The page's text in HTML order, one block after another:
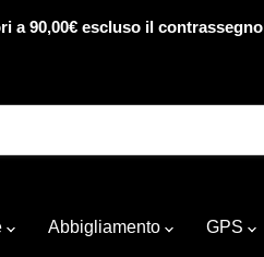
a 90,00€ escluso il contrassegno
Abbigliamento GPS